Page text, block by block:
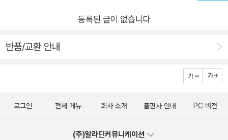
등록된 글이 없습니다
반품/교환 안내
로그인 전체 메뉴 회사 소개 출판사 안내 PC 버전
(주)알라딘커뮤니케이션